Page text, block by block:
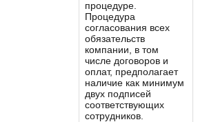
процедуре.
Процедура
согласования всех
обязательств
компании, в том
числе договоров и
оплат, предполагает
наличие как минимум
двух подписей
соответствующих
сотрудников.